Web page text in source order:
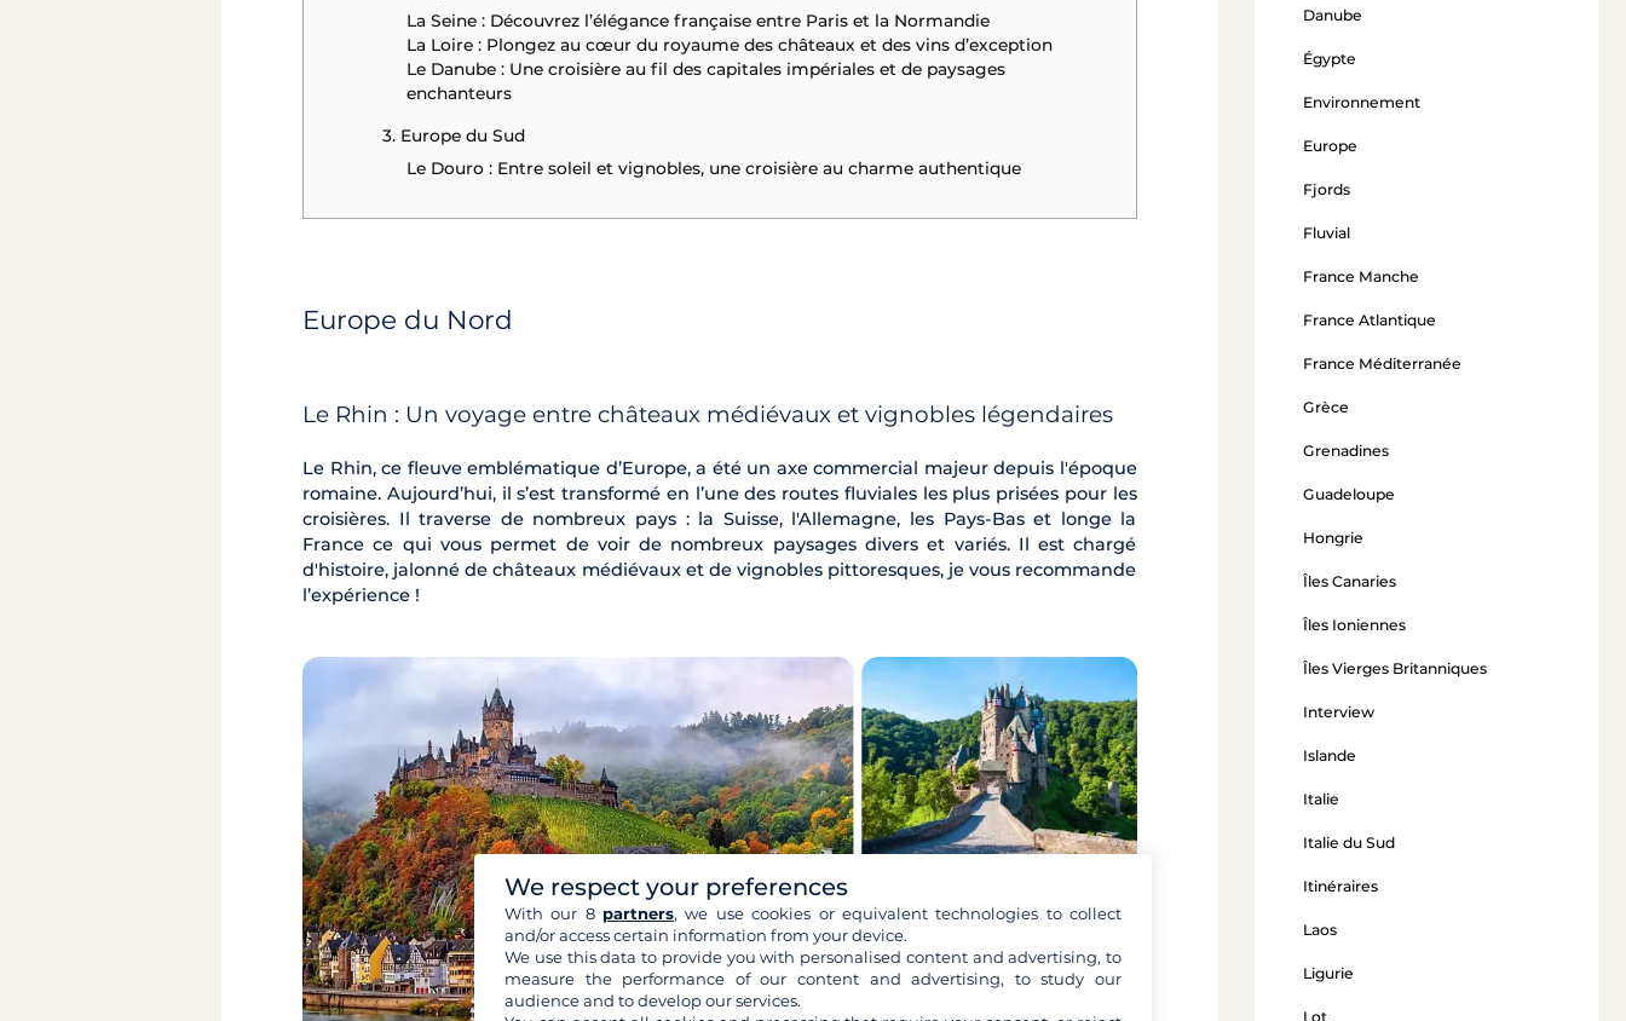
La Seine : Découvrez l’élégance française entre Paris et la Normandie
La Loire : Plongez au cœur du royaume des châteaux et des vins d’exception
Le Danube : Une croisière au fil des capitales impériales et de paysages
enchanteurs
3. Europe du Sud
Le Douro : Entre soleil et vignobles, une croisière au charme authentique
Europe du Nord
Le Rhin : Un voyage entre châteaux médiévaux et vignobles légendaires
Le Rhin, ce fleuve emblématique d’Europe, a été un axe commercial majeur depuis l'époque
romaine. Aujourd’hui, il s’est transformé en l’une des routes fluviales les plus prisées pour les
croisières. Il traverse de nombreux pays : la Suisse, l'Allemagne, les Pays-Bas et longe la
France ce qui vous permet de voir de nombreux paysages divers et variés. Il est chargé
d'histoire, jalonné de châteaux médiévaux et de vignobles pittoresques, je vous recommande
l’expérience !
Danube
Égypte
Environnement
Europe
Fjords
Fluvial
France Manche
France Atlantique
France Méditerranée
Grèce
Grenadines
Guadeloupe
Hongrie
Îles Canaries
Îles Ioniennes
Îles Vierges Britanniques
Interview
Islande
Italie
Italie du Sud
Itinéraires
Laos
Ligurie
Lot
We respect your preferences
With our 8 partners, we use cookies or equivalent technologies to collect
and/or access certain information from your device.
We use this data to provide you with personalised content and advertising, to
measure the performance of our content and advertising, to study our
audience and to develop our services.